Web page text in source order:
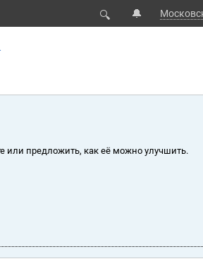
🔍 🔔
или предложить, как её можно улучшить.